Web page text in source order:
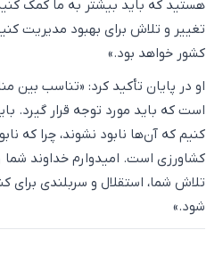
هستید که باید بیشتر به ما کمک
تغییر و تلاش برای بهبود مدیریت
کشور خواهد بود.»
او در پایان تأکید کرد: «تناسب بین
است که باید مورد توجه قرار گیرد.
کنیم که آن‌ها نابود نشوند، چرا که
کشاورزی است. امیدوارم خداوند شما
تلاش شما، استقلال و سربلندی
شود.»